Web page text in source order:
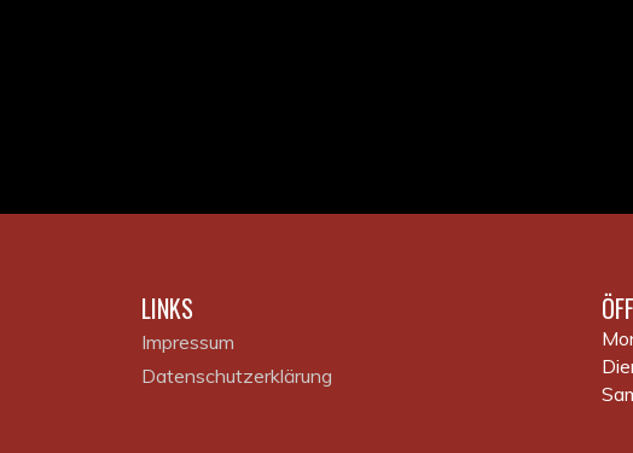
LINKS
Impressum
Datenschutzerklärung